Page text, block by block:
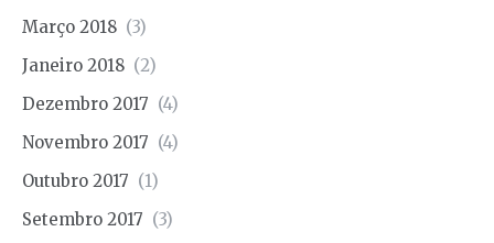
Março 2018 (3)
Janeiro 2018 (2)
Dezembro 2017 (4)
Novembro 2017 (4)
Outubro 2017 (1)
Setembro 2017 (3)